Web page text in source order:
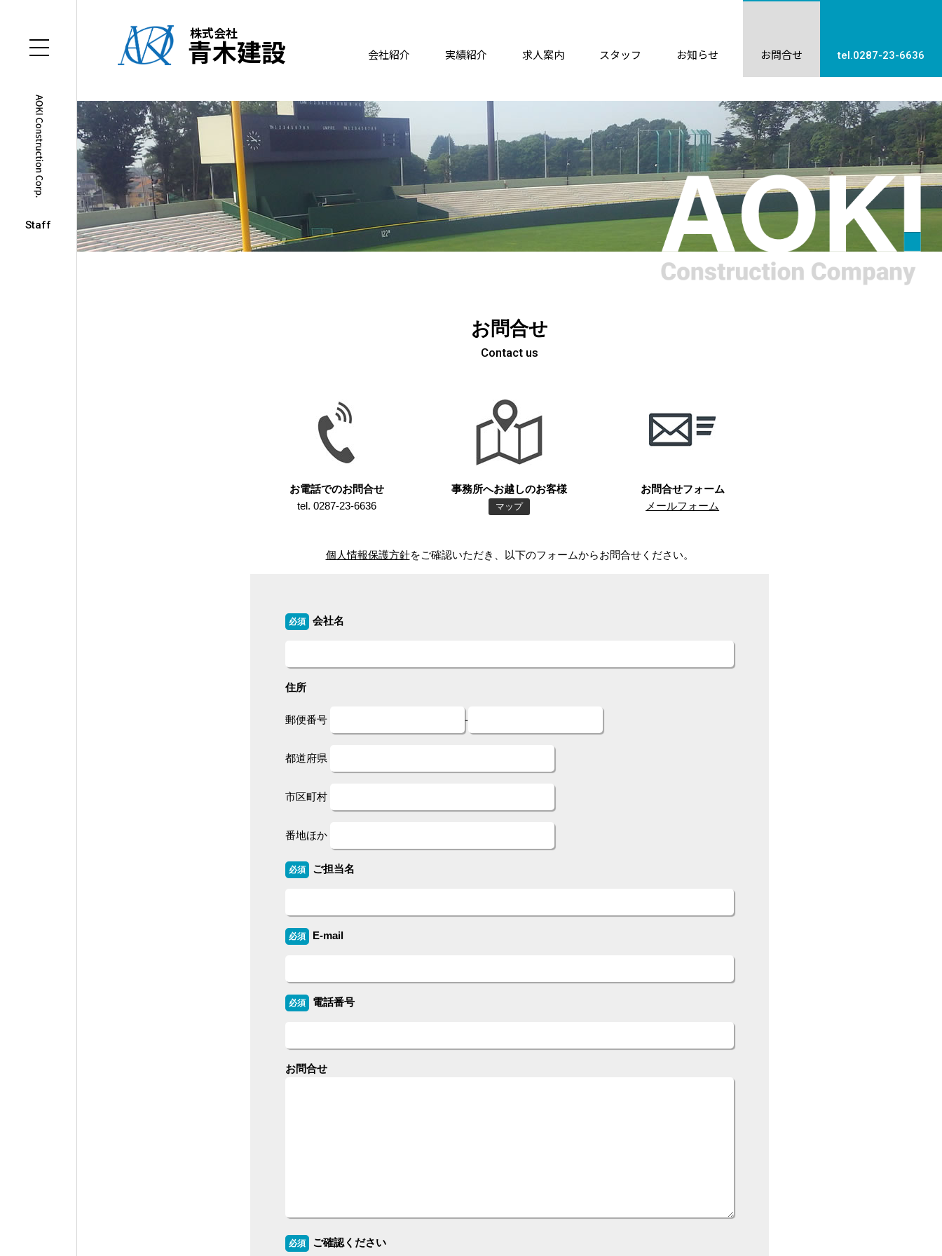
株式会社
青木建設 会社紹介 実績紹介 求人案内 スタッフ お知らせ お問合せ tel.0287-23-6636
Staff
お問合せ
Contact us
お電話でのお問合せ
tel. 0287-23-6636
事務所へお越しのお客様
マップ
お問合せフォーム
メールフォーム
個人情報保護方針をご確認いただき、以下のフォームからお問合せください。
必須 会社名
住所
郵便番号 -
都道府県
市区町村
番地ほか
必須 ご担当名
必須 E-mail
必須 電話番号
お問合せ
必須 ご確認ください